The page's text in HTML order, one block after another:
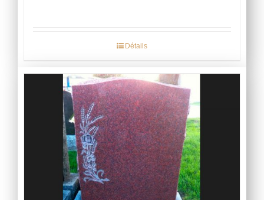
Détails